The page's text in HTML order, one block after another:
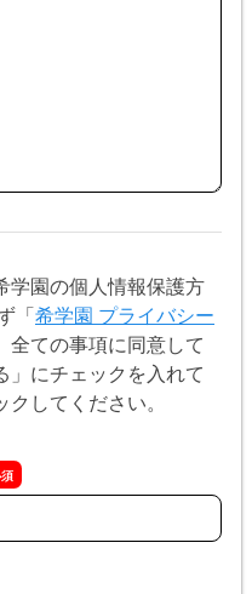
学園の個人情報保護方
「希学園 プライバシー
全ての事項に同意して
」にチェックを入れて
してください。